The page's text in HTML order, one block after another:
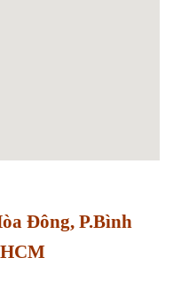
Đông, P.Bình